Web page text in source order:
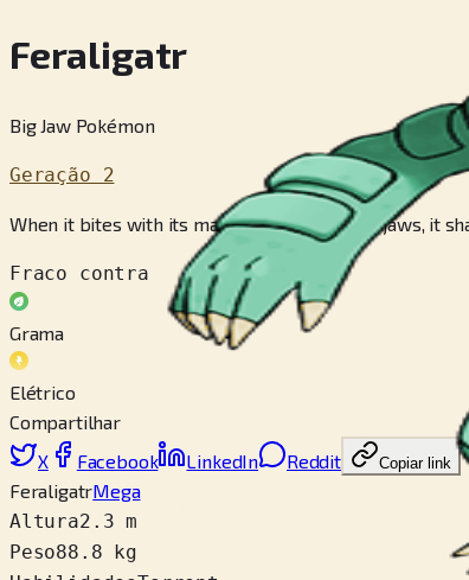
Feraligatr
Big Jaw Pokémon
Geração 2
When it bites with its massive and powerful jaws, it
Fraco contra
Grama
Elétrico
Compartilhar
X
Facebook LinkedIn Reddit Copiar link
FeraligatrMega
Altura2.3 m
Peso88.8 kg